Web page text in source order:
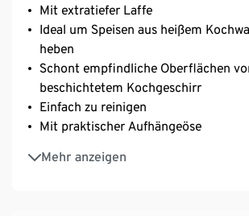
Mit extratiefer Laffe
Ideal um Speisen aus heißem
heben
Schont empfindliche Oberflächen
beschichtetem Kochgeschirr
Einfach zu reinigen
Mit praktischer Aufhängeöse
Mehr anzeigen
Hitzebeständig bis 210 °C